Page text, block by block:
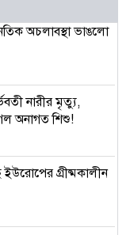
অচলাবস্থা ভাঙলো
নারীর মৃত্যু,
অনাগত শিশু!
ইউরোপের গ্রীষ্মকালীন